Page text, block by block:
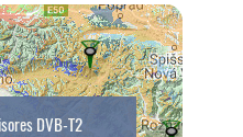
DVB-T2
a-Punto